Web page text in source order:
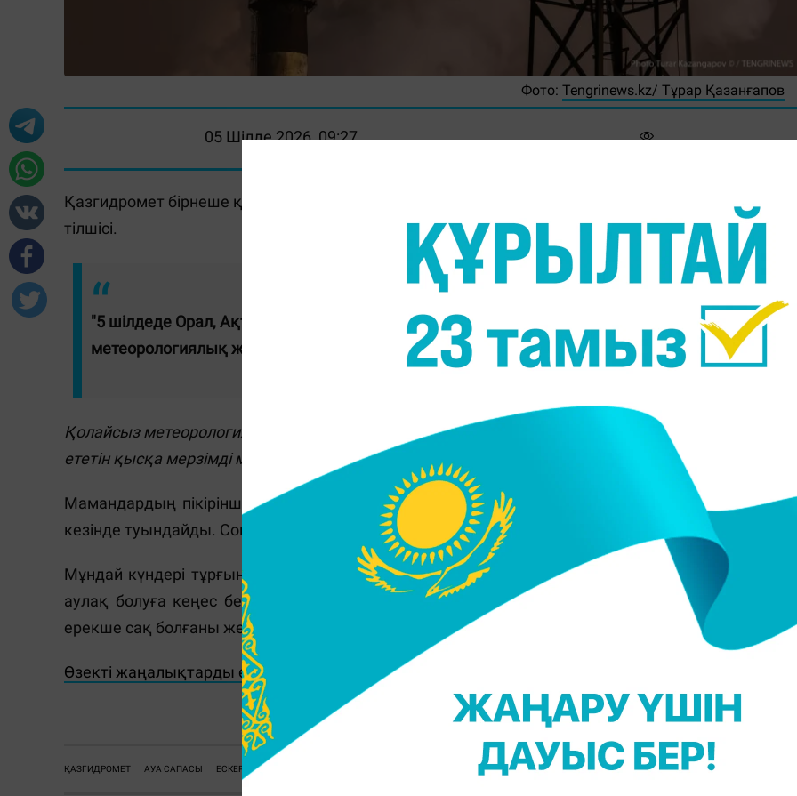
Фото: Tengrinews.kz/ Тұрар Қазанғапов
05 Шілде 2026, 09:27
Қазгидромет бірнеше қаланың тұрғындарына ескерту жасады, - деп хабарлайды
тілшісі.
"5 шілдеде Орал, Ақтөбе, Балқаш және Жезқазған қалаларында, түнде Атырауда қолайсыз
метеорологиялық жағдай болады", - деп жазылған хабарламада.
Қолайсыз метеорологиялық жағдай - ауаның беткі қабатында зиян заттар шоғырлануына
ететін қысқа мерзімді метеофакторлар (тымық ауа райы, жел болмауы, тұман) жиынтығы.
Мамандардың пікірінше, мұндай жағдайлар көбіне жел болмауы, тұман және ауа
кезінде туындайды. Соның салдарынан зиян қоспалар жиналып, ауа сапасы нашарлауы мүмкін.
Мұндай күндері тұрғындарға сыртта ұзақ жүрмеуге, әсіресе, көлік көп қатынайтын
аулақ болуға кеңес беріледі. Балалар, жүкті әйелдер және созылмалы сырқаты бар
ерекше сақ болғаны жөн.
Өзекті жаңалықтарды өз уақытында оқу үшін Facebook парақшамызға жазылыңыз!
Massaget.kz
ҚАЗГИДРОМЕТ АУА САПАСЫ ЕСКЕРТУ